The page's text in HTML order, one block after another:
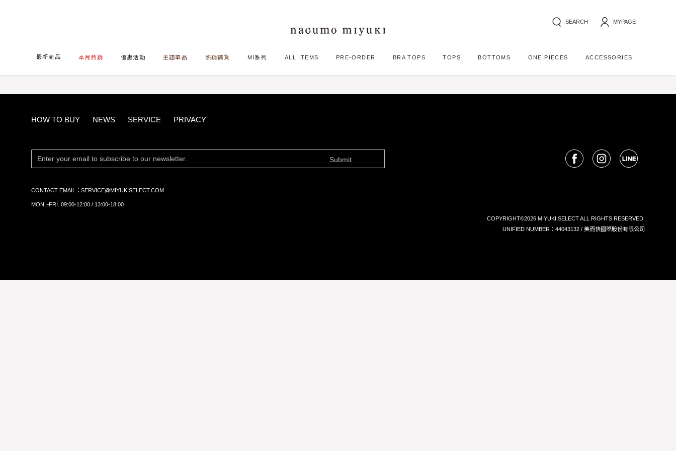
SEARCH MYPAGE
最新商品 本月熱銷 優惠活動 主題單品 熱銷補貨 MI系列 ALL ITEMS PRE-ORDER BRA TOPS TOPS BOTTOMS ONE PIECES ACCESSORIES
HOW TO BUY NEWS SERVICE PRIVACY
Submit
CONTACT EMAIL： SERVICE@MIYUKISELECT.COM
MON.~FRI. 09:00-12:00 / 13:00-18:00
COPYRIGHT©2026 MIYUKI SELECT ALL RIGHTS RESERVED.
UNIFIED NUMBER：44043132 / 美而快國際股份有限公司